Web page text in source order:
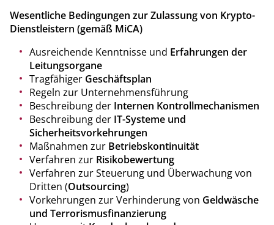
Wesentliche Bedingungen zur Zulassung von Krypto-
Dienstleistern (gemäß MiCA)
Ausreichende Kenntnisse und Erfahrungen der
Leitungsorgane
Tragfähiger Geschäftsplan
Regeln zur Unternehmensführung
Beschreibung der Internen Kontrollmechanismen
Beschreibung der IT-Systeme und
Sicherheitsvorkehrungen
Maßnahmen zur Betriebskontinuität
Verfahren zur Risikobewertung
Verfahren zur Steuerung und Überwachung von
Dritten (Outsourcing)
Vorkehrungen zur Verhinderung von Geldwäsche
und Terrorismusfinanzierung